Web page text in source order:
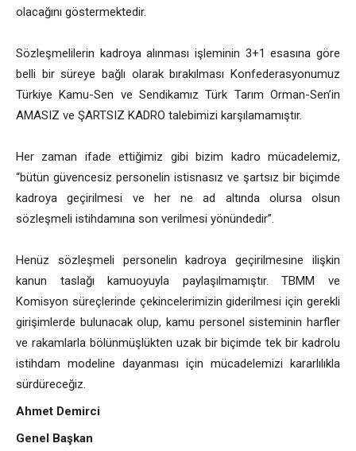
olacağını göstermektedir.
Sözleşmelilerin kadroya alınması işleminin 3+1 esasına göre
belli bir süreye bağlı olarak bırakılması Konfederasyonumuz
Türkiye Kamu-Sen ve Sendikamız Türk Tarım Orman-Sen’in
AMASIZ ve ŞARTSIZ KADRO talebimizi karşılamamıştır.
Her zaman ifade ettiğimiz gibi bizim kadro mücadelemiz,
“bütün güvencesiz personelin istisnasız ve şartsız bir biçimde
kadroya geçirilmesi ve her ne ad altında olursa olsun
sözleşmeli istihdamına son verilmesi yönündedir”.
Henüz sözleşmeli personelin kadroya geçirilmesine ilişkin
kanun taslağı kamuoyuyla paylaşılmamıştır. TBMM ve
Komisyon süreçlerinde çekincelerimizin giderilmesi için gerekli
girişimlerde bulunacak olup, kamu personel sisteminin harfler
ve rakamlarla bölünmüşlükten uzak bir biçimde tek bir kadrolu
istihdam modeline dayanması için mücadelemizi kararlılıkla
sürdüreceğiz.
Ahmet Demirci
Genel Başkan